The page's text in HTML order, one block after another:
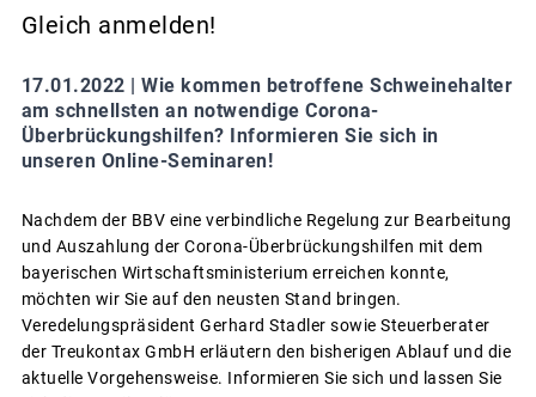
Gleich anmelden!
17.01.2022 | Wie kommen betroffene Schweinehalter
am schnellsten an notwendige Corona-
Überbrückungshilfen? Informieren Sie sich in
unseren Online-Seminaren!
Nachdem der BBV eine verbindliche Regelung zur Bearbeitung
und Auszahlung der Corona-Überbrückungshilfen mit dem
bayerischen Wirtschaftsministerium erreichen konnte,
möchten wir Sie auf den neusten Stand bringen.
Veredelungspräsident Gerhard Stadler sowie Steuerberater
der Treukontax GmbH erläutern den bisherigen Ablauf und die
aktuelle Vorgehensweise. Informieren Sie sich und lassen Sie